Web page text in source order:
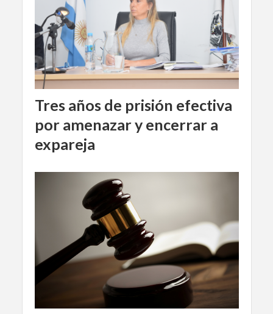
Tres años de prisión efectiva
por amenazar y encerrar a
expareja